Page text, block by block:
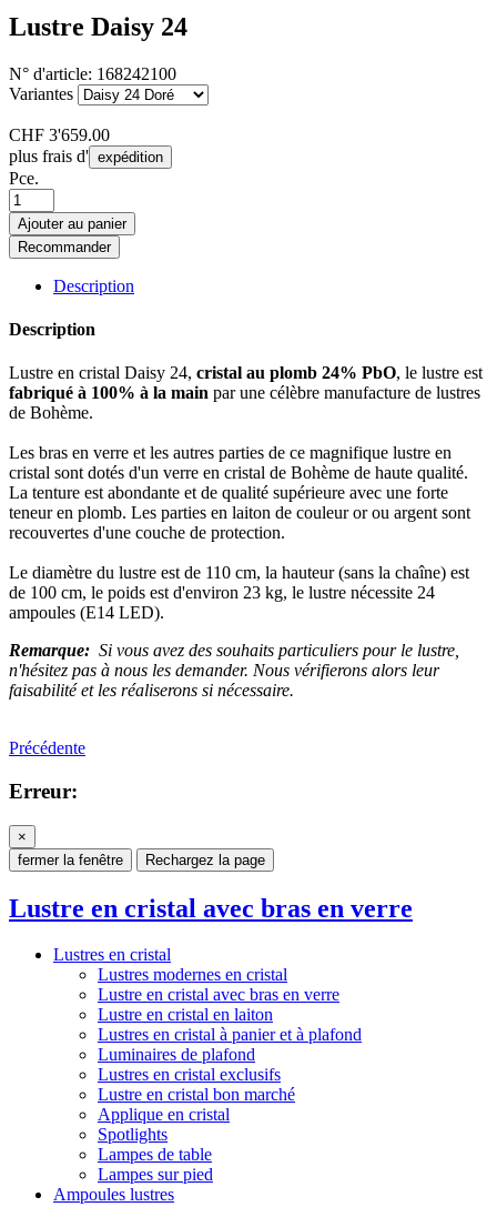
Lustre Daisy 24
N° d'article: 168242100
Variantes
CHF 3'659.00
plus frais d' expédition
Pce.
Ajouter au panier
Recommander
Description
Description
Lustre en cristal Daisy 24, cristal au plomb 24% PbO, le lustre est
fabriqué à 100% à la main par une célèbre manufacture de lustres
de Bohème.
Les bras en verre et les autres parties de ce magnifique lustre en
cristal sont dotés d'un verre en cristal de Bohème de haute qualité.
La tenture est abondante et de qualité supérieure avec une forte
teneur en plomb. Les parties en laiton de couleur or ou argent sont
recouvertes d'une couche de protection.
Le diamètre du lustre est de 110 cm, la hauteur (sans la chaîne) est
de 100 cm, le poids est d'environ 23 kg, le lustre nécessite 24
ampoules (E14 LED).
Remarque: Si vous avez des souhaits particuliers pour le lustre,
n'hésitez pas à nous les demander. Nous vérifierons alors leur
faisabilité et les réaliserons si nécessaire.
Précédente
Erreur:
×
fermer la fenêtre
Rechargez la page
Lustre en cristal avec bras en verre
Lustres en cristal
Lustres modernes en cristal
Lustre en cristal avec bras en verre
Lustre en cristal en laiton
Lustres en cristal à panier et à plafond
Luminaires de plafond
Lustres en cristal exclusifs
Lustre en cristal bon marché
Applique en cristal
Spotlights
Lampes de table
Lampes sur pied
Ampoules lustres